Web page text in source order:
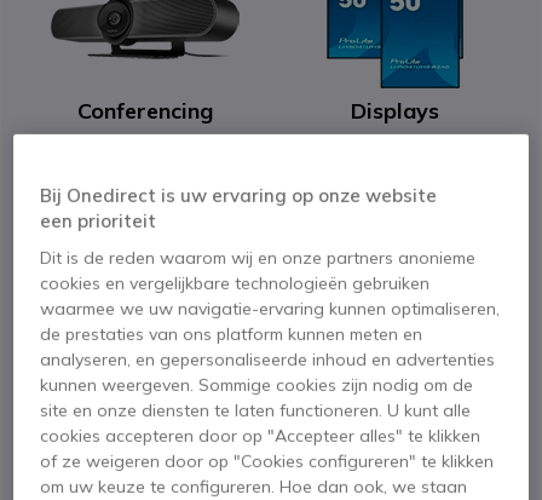
Conferencing Displays
Headsets Portofoons
Bij Onedirect is uw ervaring op onze website
een prioriteit
Dit is de reden waarom wij en onze partners anonieme
cookies en vergelijkbare technologieën gebruiken
waarmee we uw navigatie-ervaring kunnen optimaliseren,
de prestaties van ons platform kunnen meten en
analyseren, en gepersonaliseerde inhoud en advertenties
kunnen weergeven. Sommige cookies zijn nodig om de
site en onze diensten te laten functioneren. U kunt alle
cookies accepteren door op "Accepteer alles" te klikken
of ze weigeren door op "Cookies configureren" te klikken
om uw keuze te configureren. Hoe dan ook, we staan